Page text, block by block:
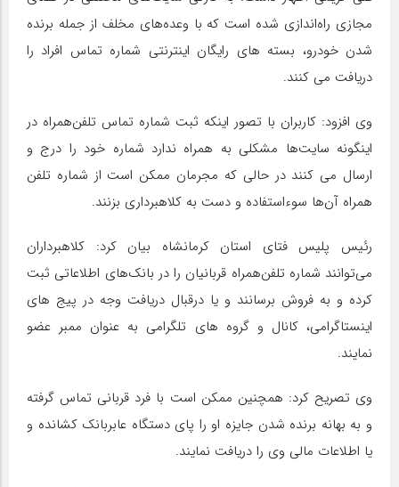
مجازی راه‌اندازی شده است که با وعده‌های مخلف از جمله برنده
شدن خودرو، بسته های رایگان اینترنتی شماره تماس افراد را
دریافت می کنند.
وی افزود: کاربران با تصور اینکه ثبت شماره تماس تلفن‌همراه در
اینگونه سایت‌ها مشکلی به همراه ندارد شماره خود را درج و
ارسال می کنند در حالی که مجرمان ممکن است از شماره تلفن
همراه آن‌ها سوءاستفاده و دست به کلاهبرداری بزنند.
رئیس پلیس فتای استان کرمانشاه بیان کرد: کلاهبرداران
می‌توانند شماره تلفن‌همراه قربانیان را در بانک‌های اطلاعاتی ثبت
کرده و به فروش برسانند و یا درقبال دریافت وجه در پیج های
اینستاگرامی، کانال و گروه های تلگرامی به عنوان ممبر عضو
نمایند.
وی تصریح کرد: همچنین ممکن است با فرد قربانی تماس گرفته
و به بهانه برنده شدن جایزه او را پای دستگاه عابربانک کشانده و
یا اطلاعات مالی وی را دریافت نمایند.